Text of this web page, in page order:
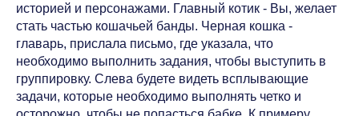
историей и персонажами. Главный котик - Вы, желает
стать частью кошачьей банды. Черная кошка -
главарь, прислала письмо, где указала, что
необходимо выполнить задания, чтобы выступить в
группировку. Слева будете видеть всплывающие
задачи, которые необходимо выполнять четко и